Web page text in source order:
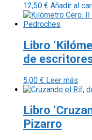
12,50 € Añadir al
Libro
de
5,00 € Leer más
Libro
Pizarro